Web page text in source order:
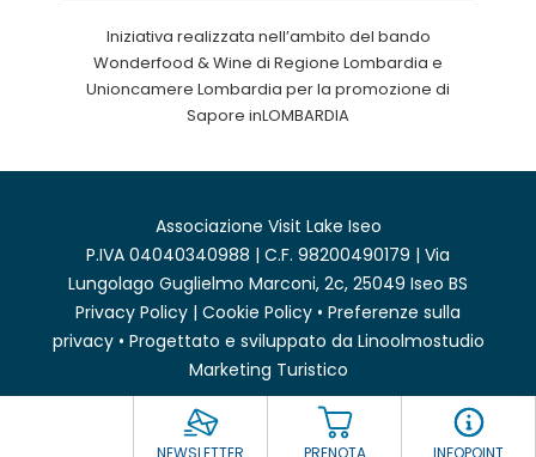
NEWSLETTER PRENOTA INFOPOINT
Iniziativa realizzata nell’ambito del bando
Wonderfood & Wine di Regione Lombardia e
Unioncamere Lombardia per la promozione di
Sapore inLOMBARDIA
Associazione Visit Lake Iseo
P.IVA 04040340988 | C.F. 98200490179 | Via
Lungolago Guglielmo Marconi, 2c, 25049 Iseo BS
Privacy Policy | Cookie Policy • Preferenze sulla
privacy• Progettato e sviluppato da Linoolmostudio
Marketing Turistico